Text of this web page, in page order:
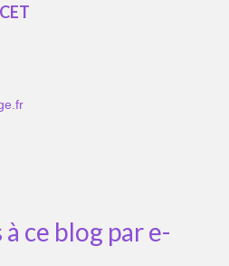
ce blog par e-